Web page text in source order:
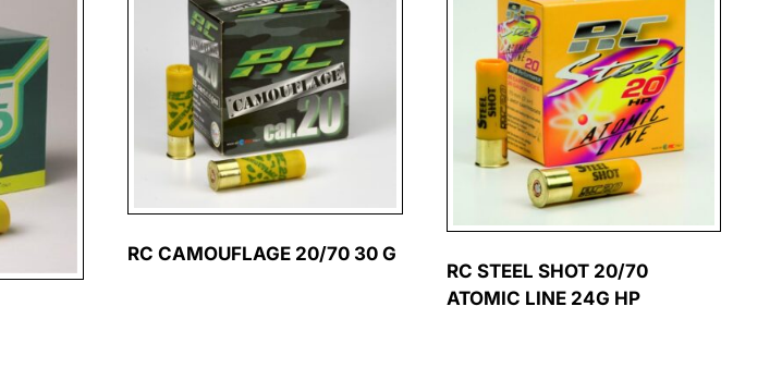
RC CAMOUFLAGE 20/70 30 G
RC STEEL SHOT 20/70
ATOMIC LINE 24G HP